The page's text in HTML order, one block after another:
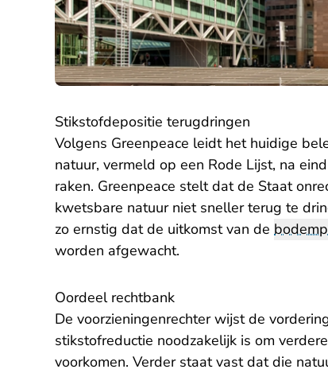
Stikstofdepositie terugdringen
Volgens Greenpeace leidt het huidige
natuur, vermeld op een Rode Lijst, na
raken. Greenpeace stelt dat de Staat
kwetsbare natuur niet sneller terug te
zo ernstig dat de uitkomst van de
worden afgewacht.
Oordeel rechtbank
De voorzieningenrechter wijst de
stikstofreductie noodzakelijk is om
voorkomen. Verder staat vast dat die